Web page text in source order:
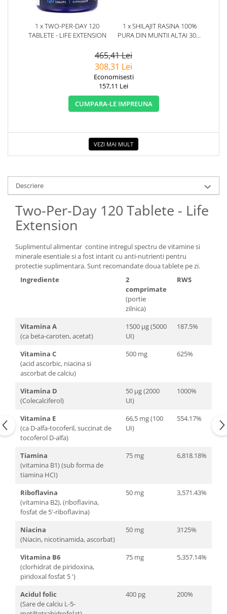
1 x TWO-PER-DAY 120
TABLETE - LIFE EXTENSION
1 x SHILAJIT RASINA 100%
PURA DIN MUNTII ALTAI 30G.
465,41 Lei
308,31 Lei
Economisesti
157,11 Lei
CUMPARA-LE IMPREUNA
VEZI MAI MULT
Descriere
Two-Per-Day 120 Tablete - Life
Extension
Suplimentul alimentar contine intregul spectru de vitamine si
minerale esentiale si a fost intarit cu anti-nutrienti pentru
protectie suplimentara. Sunt recomandate doua tablete pe zi.
Ingrediente
2
comprimate
(portie
zilnica)
RWS
Vitamina A
(ca beta-caroten, acetat)
1500 μg (5000
UI)
187.5%
Vitamina C
(acid ascorbic, niacina si
ascorbat de calciu)
500 mg 625%
Vitamina D
(Colecalciferol)
50 μg (2000
UI)
1000%
Vitamina E
(ca D-alfa-tocoferil, succinat de
tocoferol D-alfa)
66,5 mg (100
UI)
554.17%
Tiamina
(vitamina B1) (sub forma de
tiamina HCI)
75 mg 6,818.18%
Riboflavina
(vitamina B2), (riboflavina,
fosfat de 5'-riboflavina)
50 mg 3,571.43%
Niacina
(Niacin, nicotinamida, ascorbat)
50 mg 3125%
Vitamina B6
(clorhidrat de piridoxina,
piridoxal fosfat 5 ')
75 mg 5,357.14%
Acidul folic
(Sare de calciu L-5-
400 pg 200%